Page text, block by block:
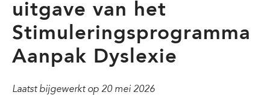
uitgave van het
Stimuleringsprogramma
Aanpak Dyslexie
Laatst bijgewerkt op 20 mei 2026